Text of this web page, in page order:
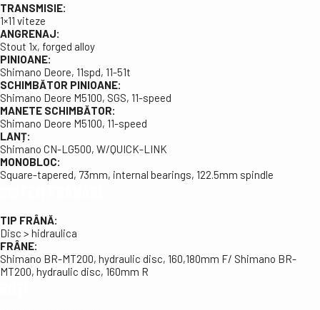
TRANSMISIE:
1×11 viteze
ANGRENAJ:
Stout 1x, forged alloy
PINIOANE:
Shimano Deore, 11spd, 11-51t
SCHIMBĂTOR PINIOANE:
Shimano Deore M5100, SGS, 11-speed
MANETE SCHIMBĂTOR:
Shimano Deore M5100, 11-speed
LANȚ:
Shimano CN-LG500, W/QUICK-LINK
MONOBLOC:
Square-tapered, 73mm, internal bearings, 122.5mm spindle
TIP FRÂNĂ:
Disc > hidraulica
FRÂNE:
Shimano BR-MT200, hydraulic disc, 160,180mm F/ Shimano BR-
MT200, hydraulic disc, 160mm R